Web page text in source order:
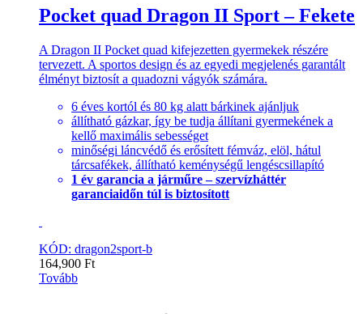
Pocket quad Dragon II Sport – Fekete
A Dragon II Pocket quad kifejezetten gyermekek részére
tervezett. A sportos design és az egyedi megjelenés garantált
élményt biztosít a quadozni vágyók számára.
6 éves kortól és 80 kg alatt bárkinek ajánljuk
állítható gázkar, így be tudja állítani gyermekének a
kellő maximális sebességet
minőségi láncvédő és erősített fémváz, elöl, hátul
tárcsafékek, állítható keménységű lengéscsillapító
1 év garancia a járműre – szervízháttér
garanciaidőn túl is biztosított
KÓD: dragon2sport-b
164,900 Ft
Tovább